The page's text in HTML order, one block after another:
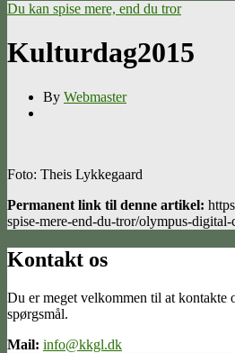
Du kan spise mere, end du tror
Kulturdag2015
By Webmaster
Foto: Theis Lykkegaard
Permanent link til denne artikel:
spise-mere-end-du-tror/olympus-digital-
Kontakt os
Du er meget velkommen til at kontakte
spørgsmål.
Mail: info@kkgl.dk